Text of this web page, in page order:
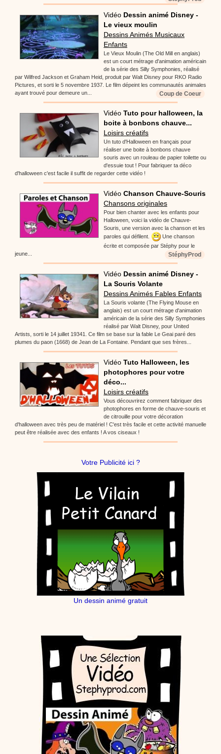
Vidéo Dessin animé Disney -
Le vieux moulin
Dessins Animés Musicaux
Enfants
Le Vieux Moulin (The Old Mill en anglais)
est un court métrage d'animation américain
de la série des Silly Symphonies, réalisé
par Wilfred Jackson et Graham Heid, produit par Walt Disney pour RKO Radio
Pictures, et sorti le 5 novembre 1937. Le film dépeint les communautés animales
ayant trouvé pour demeure un...
Coup de Coeur
Vidéo Tuto pour halloween, la
boite à bonbons chauve...
Loisirs créatifs
Un tuto d'Halloween en français pour
réaliser une boite à bonbons chauve
souris avec un rouleau de papier toilette ou
d'essuie tout ! Pour fabriquer ta déco
d'halloween c'est facile il suffit de regarder cette vidéo !
Vidéo Chanson Chauve-Souris
Chansons originales
Pour bien chanter avec les enfants pour
Halloween, voici la vidéo de Chauve-
Souris, une version avec la chanson et les
paroles qui défilent.
Une chanson
écrite et composée par Stéphy pour le
jeune...
StéphyProd
Vidéo Dessin animé Disney -
La Souris Volante
Dessins Animés Fables Enfants
La Souris volante (The Flying Mouse en
anglais) est un court métrage d'animation
américain de la série des Silly Symphonies
réalisé par Walt Disney, pour United
Artists, sorti le 14 juillet 19341. Ce film se base sur la fable Le Geai paré des
plumes du paon (1668) de Jean de La Fontaine. Pendant que ses frères...
Vidéo Tuto Halloween, les
photophores pour votre
déco...
Loisirs créatifs
Vous découvrirez comment fabriquer des
photophores en forme de chauve-souris et
de citrouille pour votre décoration
d'halloween avec très peu de matériel ! C'est très facile et cette activité manuelle
peut être réalisée avec des enfants ! A vos ciseaux !
Votre Publicité ici ?
Un dessin animé gratuit